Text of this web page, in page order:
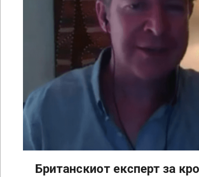
Британскиот експерт за